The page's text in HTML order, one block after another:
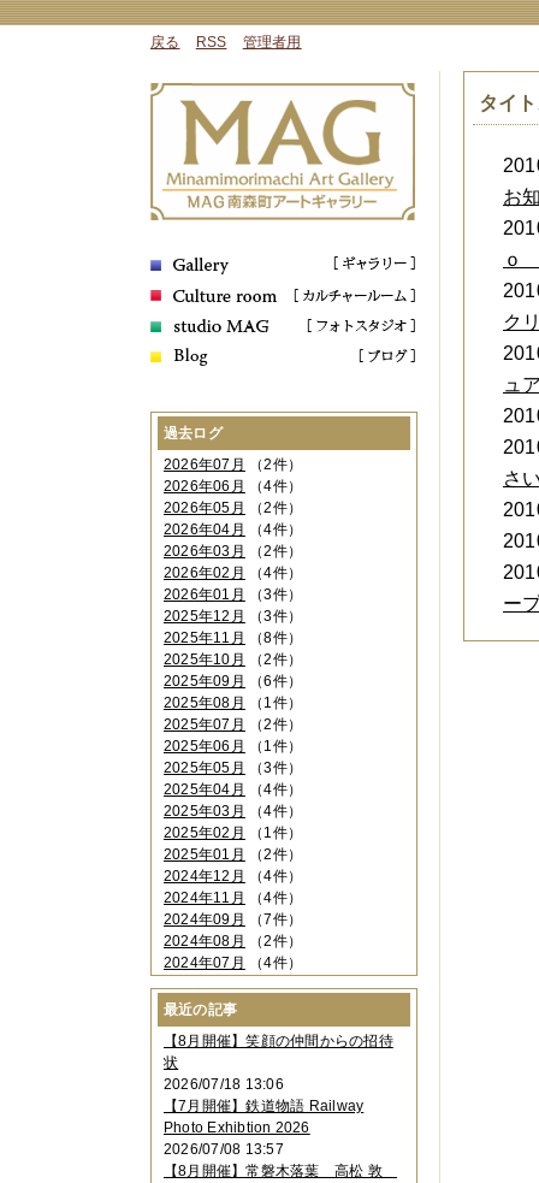
戻る RSS 管理者用
タイ
お
ｏ
ク
ュ
さ
ー
過去ログ
2026年07月
（2件）
2026年06月
（4件）
2026年05月
（2件）
2026年04月
（4件）
2026年03月
（2件）
2026年02月
（4件）
2026年01月
（3件）
2025年12月
（3件）
2025年11月
（8件）
2025年10月
（2件）
2025年09月
（6件）
2025年08月
（1件）
2025年07月
（2件）
2025年06月
（1件）
2025年05月
（3件）
2025年04月
（4件）
2025年03月
（4件）
2025年02月
（1件）
2025年01月
（2件）
2024年12月
（4件）
2024年11月
（4件）
2024年09月
（7件）
2024年08月
（2件）
2024年07月
（4件）
2024年06月（4件）
2024年04月
2024年03月（3件）
2024年02月（2件）
2023年12月
2023年11月 （4件）
2023年10月（3件）
2023年09月（4件）
2023年08月 （1件）
最近の記事
【8月開催】笑顔の仲間からの招待
状
2026/07/18 13:06
【7月開催】鉄道物語 Railway
Photo Exhibtion 2026
2026/07/08 13:57
【8月開催】常磐木落葉 高松 敦